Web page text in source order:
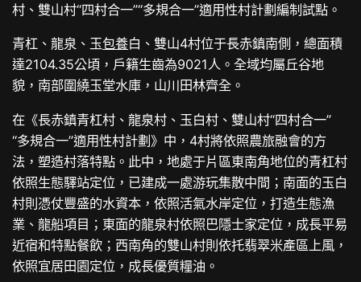
村、雙山村“四村合一”“多規合一”適用性村計劃編制試點。
青杠、龍泉、玉包養白、雙山4村位于長赤鎮南側，總面積
達2104.35公頃，戶籍生齒為9021人。全域均屬丘谷地
貌，南部圍繞玉堂水庫，山川田林齊全。
在《長赤鎮青杠村、龍泉村、玉白村、雙山村“四村合一”
“多規合一”適用性村計劃》中，4村將依照農旅融會的方
法，塑造村落特點。此中，地處于片區東南角地位的青杠村
依照生態驛站定位，已建成一處游玩集散中間；南面的玉白
村則憑仗豐盛的水資本，依照活氣水岸定位，打造生態漁
業、龍船項目；東面的龍泉村依照巴隱士家定位，成長平易
近宿和特點餐飲；西南角的雙山村則依托翡翠米產區上風，
依照宜居田園定位，成長優質糧油。